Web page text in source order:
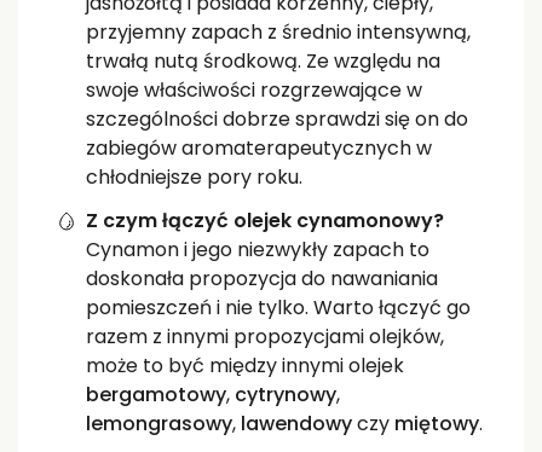
przyjemny zapach z średnio intensywną,
trwałą nutą środkową. Ze względu na
swoje właściwości rozgrzewające w
szczególności dobrze sprawdzi się on do
zabiegów aromaterapeutycznych w
chłodniejsze pory roku.
Z czym łączyć olejek cynamonowy?
Cynamon i jego niezwykły zapach to
doskonała propozycja do nawaniania
pomieszczeń i nie tylko. Warto łączyć go
razem z innymi propozycjami olejków,
może to być między innymi olejek
bergamotowy, cytrynowy,
lemongrasowy, lawendowyczy miętowy.